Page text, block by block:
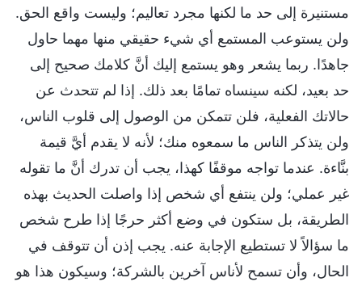
مستنيرة إلى حد ما لكنها مجرد تعاليم؛ وليست واقع الحق.
ولن يستوعب المستمع أي شيء حقيقي منها مهما حاول
جاهدًا. ربما يشعر وهو يستمع إليك أنَّ كلامك صحيح إلى
حد بعيد، لكنه سينساه تمامًا بعد ذلك. إذا لم تتحدث عن
حالاتك الفعلية، فلن تتمكن من الوصول إلى قلوب الناس،
ولن يتذكر الناس ما سمعوه منك؛ لأنه لا يقدم أيَّ قيمة
بنَّاءة. عندما تواجه موقفًا كهذا، يجب أن تدرك أنَّ ما تقوله
غير عملي؛ ولن ينتفع أي شخص إذا واصلت الحديث بهذه
الطريقة، بل ستكون في وضع أكثر حرجًا إذا طرح شخص
ما سؤالاً لا تستطيع الإجابة عنه. يجب إذن أن تتوقف في
الحال، وأن تسمح لأناس آخرين بالشركة؛ وسيكون هذا هو